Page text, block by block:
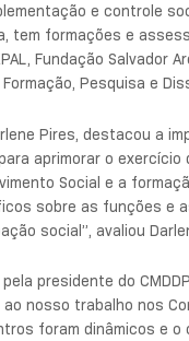
e controle
tem formações e
Fundação Salvador
Pesquisa e
Pires, destacou a
aprimorar o
Social e a
sobre as funções e
social”, avaliou
presidente do
nosso trabalho nos
foram dinâmicos e